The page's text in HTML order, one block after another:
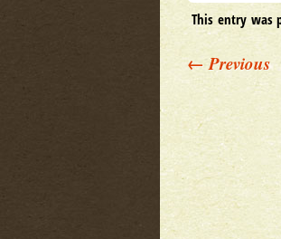
This entry was
Post
←Previous